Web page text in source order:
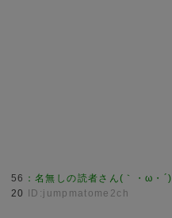
56 ：名無しの読者さん(｀・ω・´)
20 ID:jumpmatome2ch